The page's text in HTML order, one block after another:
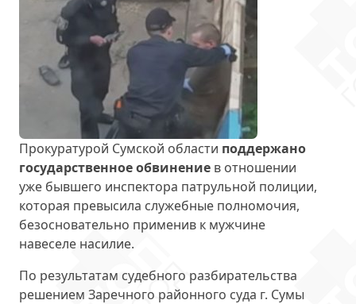
Прокуратурой Сумской области поддержано
государственное обвинение в отношении
уже бывшего инспектора патрульной полиции,
которая превысила служебные полномочия,
безосновательно применив к мужчине
навеселе насилие.
По результатам судебного разбирательства
решением Заречного районного суда г. Сумы